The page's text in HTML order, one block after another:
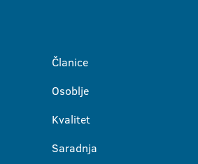
Članice
Osoblje
Kvalitet
Saradnja